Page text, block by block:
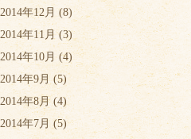
2014年12月 (8)
2014年11月(3)
2014年10月 (4)
2014年9月 (5)
2014年8月(4)
2014年7月 (5)